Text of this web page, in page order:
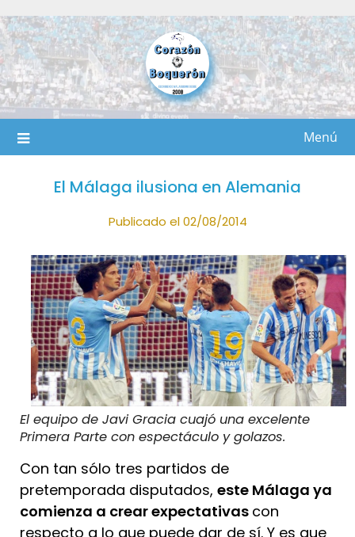
al
contenido
Menú
El Málaga ilusiona en Alemania
Publicado el 02/08/2014
El equipo de Javi Gracia cuajó una excelente
Primera Parte con espectáculo y golazos.
Con tan sólo tres partidos de
pretemporada disputados, este Málaga ya
comienza a crear expectativas con
respecto a lo que puede dar de sí. Y es que